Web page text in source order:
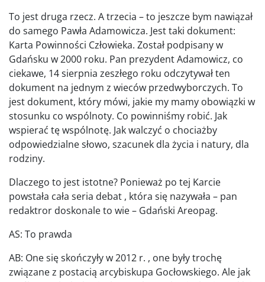
To jest druga rzecz. A trzecia – to jeszcze bym nawiązał
do samego Pawła Adamowicza. Jest taki dokument:
Karta Powinności Człowieka. Został podpisany w
Gdańsku w 2000 roku. Pan prezydent Adamowicz, co
ciekawe, 14 sierpnia zeszłego roku odczytywał ten
dokument na jednym z wieców przedwyborczych. To
jest dokument, który mówi, jakie my mamy obowiązki w
stosunku co wspólnoty. Co powinniśmy robić. Jak
wspierać tę wspólnotę. Jak walczyć o chociażby
odpowiedzialne słowo, szacunek dla życia i natury, dla
rodziny.
Dlaczego to jest istotne? Ponieważ po tej Karcie
powstała cała seria debat , która się nazywała – pan
redaktror doskonale to wie – Gdański Areopag.
AS: To prawda
AB: One się skończyły w 2012 r. , one były trochę
związane z postacią arcybiskupa Gocłowskiego. Ale jak